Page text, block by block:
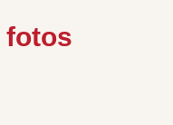
fotos